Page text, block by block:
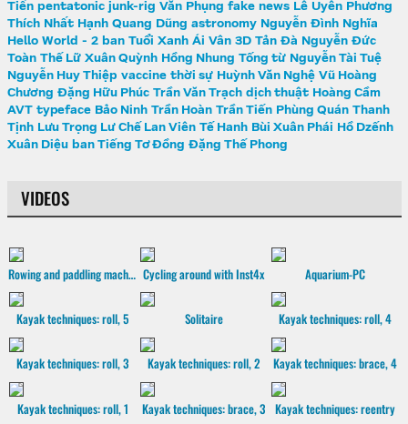
Tiến pentatonic junk-rig Văn Phụng fake news Lê Uyên Phương
Thích Nhất Hạnh Quang Dũng astronomy Nguyễn Đình Nghĩa
Hello World - 2 ban Tuổi Xanh Ái Vân 3D Tản Đà
Nguyễn Đức
Toàn Thế Lữ Xuân Quỳnh Hồng Nhung Tống từ Nguyễn Tài Tuệ
Nguyễn Huy Thiệp vaccine thời sự Huỳnh Văn Nghệ Vũ Hoàng
Chương Đặng Hữu Phúc Trần Văn Trạch dịch thuật Hoàng Cầm
AVT typeface Bảo Ninh Trần Hoàn Trần Tiến Phùng Quán Thanh
Tịnh Lưu Trọng Lư Chế Lan Viên Tế Hanh Bùi Xuân Phái
Hồ Dzếnh
Xuân Diệu ban Tiếng Tơ Đồng Đặng Thế Phong
VIDEOS
Rowing and paddling machine Cycling around with Inst4x Aquarium-PC
Kayak techniques: roll, 5 Solitaire Kayak techniques: roll, 4
Kayak techniques: roll, 3 Kayak techniques: roll, 2 Kayak techniques: brace, 4
Kayak techniques: roll, 1 Kayak techniques: brace, 3 Kayak techniques: reentry